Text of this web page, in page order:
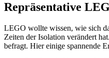
Repräsentative
LEGO wollte wissen, wie sich
Zeiten der Isolation verändert
befragt. Hier einige spannende